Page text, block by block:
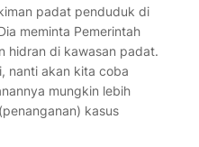
padat penduduk di
meminta Pemerintah
hidran di kawasan padat.
nanti akan kita coba
mungkin lebih
kasus